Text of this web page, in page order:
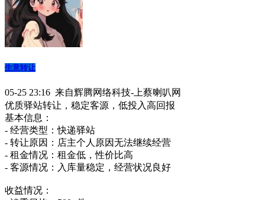
生意转让
05-25 23:16 来自辉腾网络科技-上蔡喇叭网
优质驿站转让，稳定客源，低投入高回报
基本信息：
- 经营类型：快递驿站
- 转让原因：店主个人原因无法继续经营
- 租金情况：租金低，性价比高
- 客源情况：入库量稳定，经营状况良好
收益情况：